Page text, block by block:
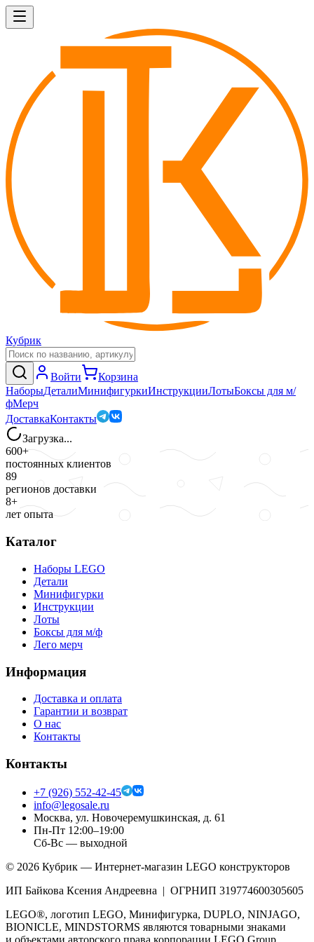
Кубрик
Войти
Корзина
НаборыДеталиМинифигуркиИнструкцииЛотыБоксы для м/
фМерч
ДоставкаКонтакты
Загрузка...
600+
постоянных клиентов
89
регионов доставки
8+
лет опыта
Каталог
Наборы LEGO
Детали
Минифигурки
Инструкции
Лоты
Боксы для м/ф
Лего мерч
Информация
Доставка и оплата
Гарантии и возврат
О нас
Контакты
Контакты
+7 (926) 552-42-45
info@legosale.ru
Москва, ул. Новочеремушкинская, д. 61
Пн-Пт 12:00–19:00
Сб-Вс — выходной
© 2026 Кубрик — Интернет-магазин LEGO конструкторов
ИП Байкова Ксения Андреевна | ОГРНИП 319774600305605
LEGO®, логотип LEGO, Минифигурка, DUPLO, NINJAGO,
BIONICLE, MINDSTORMS являются товарными знаками
и объектами авторского права корпорации LEGO Group.